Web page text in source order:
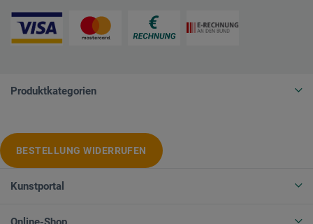
Produktkategorien
BESTELLUNG WIDERRUFEN
Kunstportal